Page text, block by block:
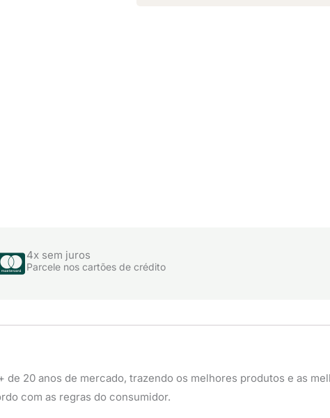
4x sem juros
Parcele nos cartões de crédito
20 anos de mercado, trazendo os melhores produtos e as
com as regras do consumidor.